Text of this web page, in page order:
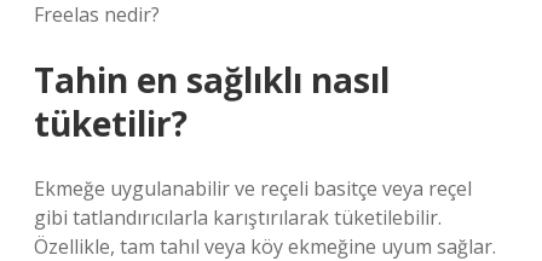
Freelas nedir?
Tahin en sağlıklı nasıl
tüketilir?
Ekmeğe uygulanabilir ve reçeli basitçe veya reçel
gibi tatlandırıcılarla karıştırılarak tüketilebilir.
Özellikle, tam tahıl veya köy ekmeğine uyum sağlar.